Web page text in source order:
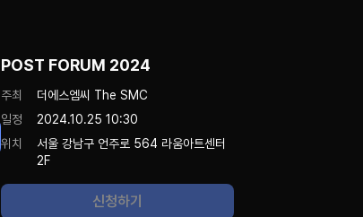
POST FORUM 2024
주최
더에스엠씨 The SMC
일정
2024.10.25 10:30
위치
서울 강남구 언주로 564 라움아트센터
2F
신청하기